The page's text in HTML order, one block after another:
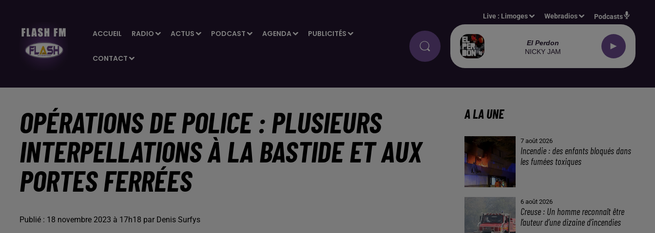
ACCUEIL RADIO ACTUS PODCAST AGENDA PUBLICITÉS
CONTACT
Live : Limoges Webradios Podcasts
El Perdon
NICKY JAM
OPÉRATIONS DE POLICE : PLUSIEURS
INTERPELLATIONS À LA BASTIDE ET AUX
PORTES FERRÉES
Publié : 18 novembre 2023 à 17h18 par Denis Surfys
A LA UNE
7 août 2026
Incendie : des enfants bloqués dans
les fumées toxiques
6 août 2026
Creuse : Un homme reconnaît être
l’auteur d’une dizaine d’incendies